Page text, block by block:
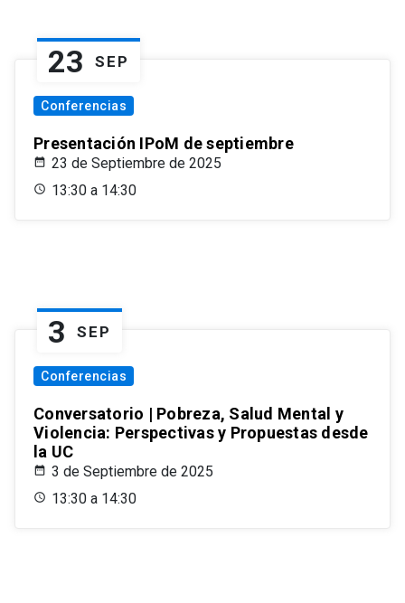
23 SEP
Conferencias
Presentación IPoM de septiembre
23 de Septiembre de 2025
13:30 a 14:30
3 SEP
Conferencias
Conversatorio | Pobreza, Salud Mental y
Violencia: Perspectivas y Propuestas desde
la UC
3 de Septiembre de 2025
13:30 a 14:30